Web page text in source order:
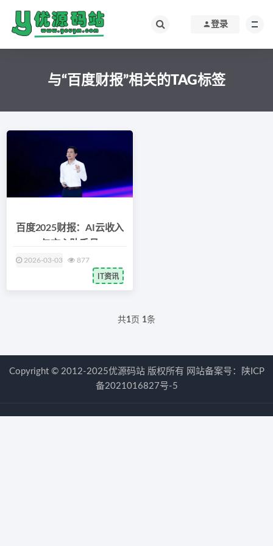
登录
与“百度财报”相关的TAG标签
百度2025财报：AI云收入
2026-03-03 877
IT资讯
共1 页 1条
Copyright © 2012-2025优源码站 版权所有 网站备案号：
陕ICP
备2021016827号-5